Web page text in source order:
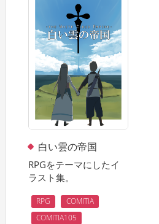
白い雲の帝国
RPGをテーマにしたイ
ラスト集。
RPG
COMITIA
COMITIA105